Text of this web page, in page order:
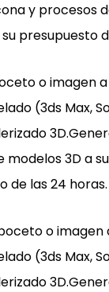
y procesos
presupuesto
o imagen
(3ds Max,
modelos 3D a
de las 24 horas.
o imagen
(3ds Max,